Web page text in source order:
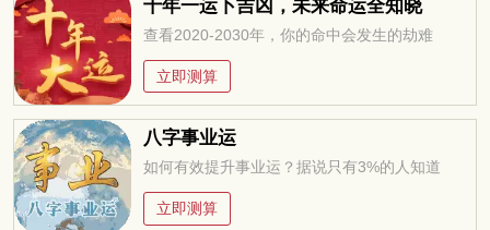
十年一运卜吉凶，未来命运全知晓
查看2020-2030年，你的命中会发生的劫难
立即测算
八字事业运
如何有效提升事业运？据说只有3%的人知道
立即测算